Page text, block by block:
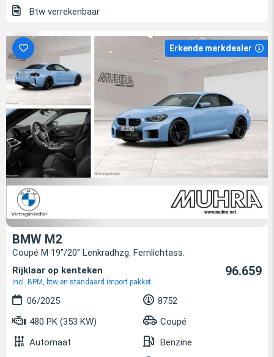
Btw verrekenbaar
Erkende merkdealer
BMW M2
Coupé M 19"/20" Lenkradhzg. Fernlichtass.
Rijklaar op kenteken
incl. BPM, btw en standaard import pakket
96.659
06/2025
8752
480 PK (353 KW)
Coupé
Automaat
Benzine